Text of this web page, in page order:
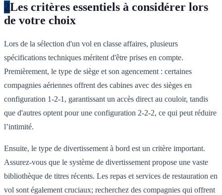
2Les critères essentiels à considérer lors
de votre choix
Lors de la sélection d'un vol en classe affaires, plusieurs
spécifications techniques méritent d'être prises en compte.
Premièrement, le type de siège et son agencement : certaines
compagnies aériennes offrent des cabines avec des sièges en
configuration 1-2-1, garantissant un accès direct au couloir, tandis
que d'autres optent pour une configuration 2-2-2, ce qui peut réduire
l’intimité.
Ensuite, le type de divertissement à bord est un critère important.
Assurez-vous que le système de divertissement propose une vaste
bibliothèque de titres récents. Les repas et services de restauration en
vol sont également cruciaux; recherchez des compagnies qui offrent